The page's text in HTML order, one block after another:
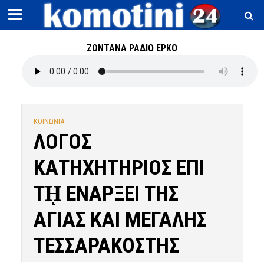
ΖΩΝΤΑΝΑ ΡΑΔΙΟ ΕΡΚΟ
ΚΟΙΝΩΝΙΑ
ΛΟΓΟΣ
ΚΑΤΗΧΗΤΗΡΙΟΣ ΕΠΙ
Τῌ ΕΝΑΡΞΕΙ ΤΗΣ
ΑΓΙΑΣ ΚΑΙ ΜΕΓΑΛΗΣ
ΤΕΣΣΑΡΑΚΟΣΤΗΣ